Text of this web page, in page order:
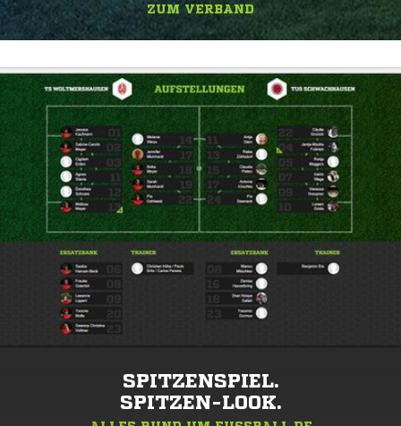
ZUM VERBAND
SPITZENSPIEL.
SPITZEN-LOOK.